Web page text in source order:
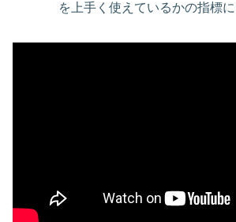
を上手く使えているかの指標に